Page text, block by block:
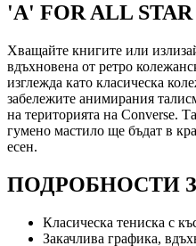
'A' FOR ALL STAR
Хващайте книгите или
вдъхновена от ретро
изглежда като класическа
забележите анимирания
на територията на Converse.
гумено мастило ще бъдат в
есен.
ПОДРОБНОСТИ
Класическа тениска с
Закачлива графика,